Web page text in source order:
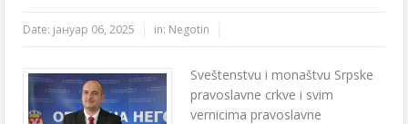
Date: јануар 06, 2025 in: Negotin
Sveštenstvu i monaštvu Srpske
pravoslavne crkve i svim
vernicima pravoslavne